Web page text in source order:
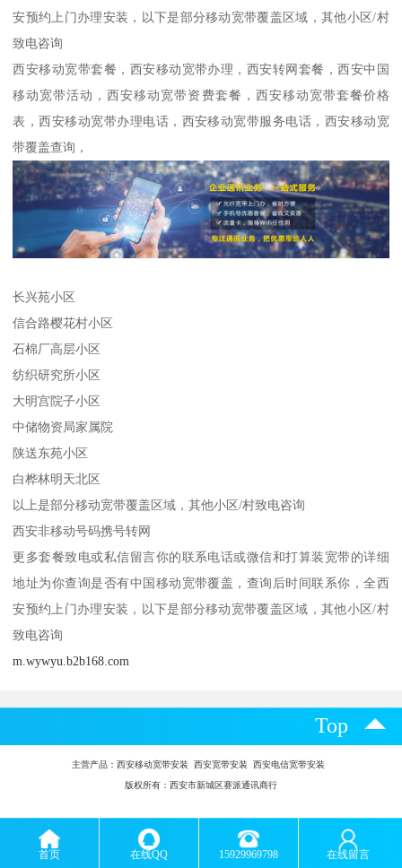
安预约上门办理安装，以下是部分移动宽带覆盖区域，其他小区/村
致电咨询
西安移动宽带套餐，西安移动宽带办理，西安转网套餐，西安中国
移动宽带活动，西安移动宽带资费套餐，西安移动宽带套餐价格
表，西安移动宽带办理电话，西安移动宽带服务电话，西安移动宽
带覆盖查询，
长兴苑小区
信合路樱花村小区
石棉厂高层小区
纺织研究所小区
大明宫院子小区
中储物资局家属院
陕送东苑小区
白桦林明天北区
以上是部分移动宽带覆盖区域，其他小区/村致电咨询
西安非移动号码携号转网
更多套餐致电或私信留言你的联系电话或微信和打算装宽带的详细
地址为你查询是否有中国移动宽带覆盖，查询后时间联系你，全西
安预约上门办理安装，以下是部分移动宽带覆盖区域，其他小区/村
致电咨询
m.wywyu.b2b168.com
Top
主营产品： 西安移动宽带安装 西安宽带安装 西安电信宽带安装
版权所有：西安市新城区赛派通讯商行
首页 在线QQ 15929969798 在线留言